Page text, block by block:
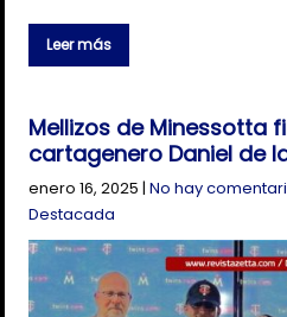
Leer más
Mellizos de Minessotta
cartagenero Daniel de
enero 16, 2025 |No hay
Destacada